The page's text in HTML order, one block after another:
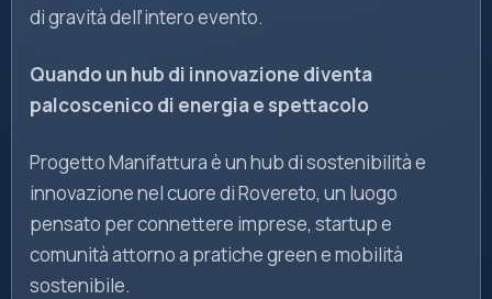
di gravità dell’intero evento.
Quando un hub di innovazione diventa
palcoscenico di energia e spettacolo
Progetto Manifattura è un hub di sostenibilità e
innovazione nel cuore di Rovereto, un luogo
pensato per connettere imprese, startup e
comunità attorno a pratiche green e mobilità
sostenibile.